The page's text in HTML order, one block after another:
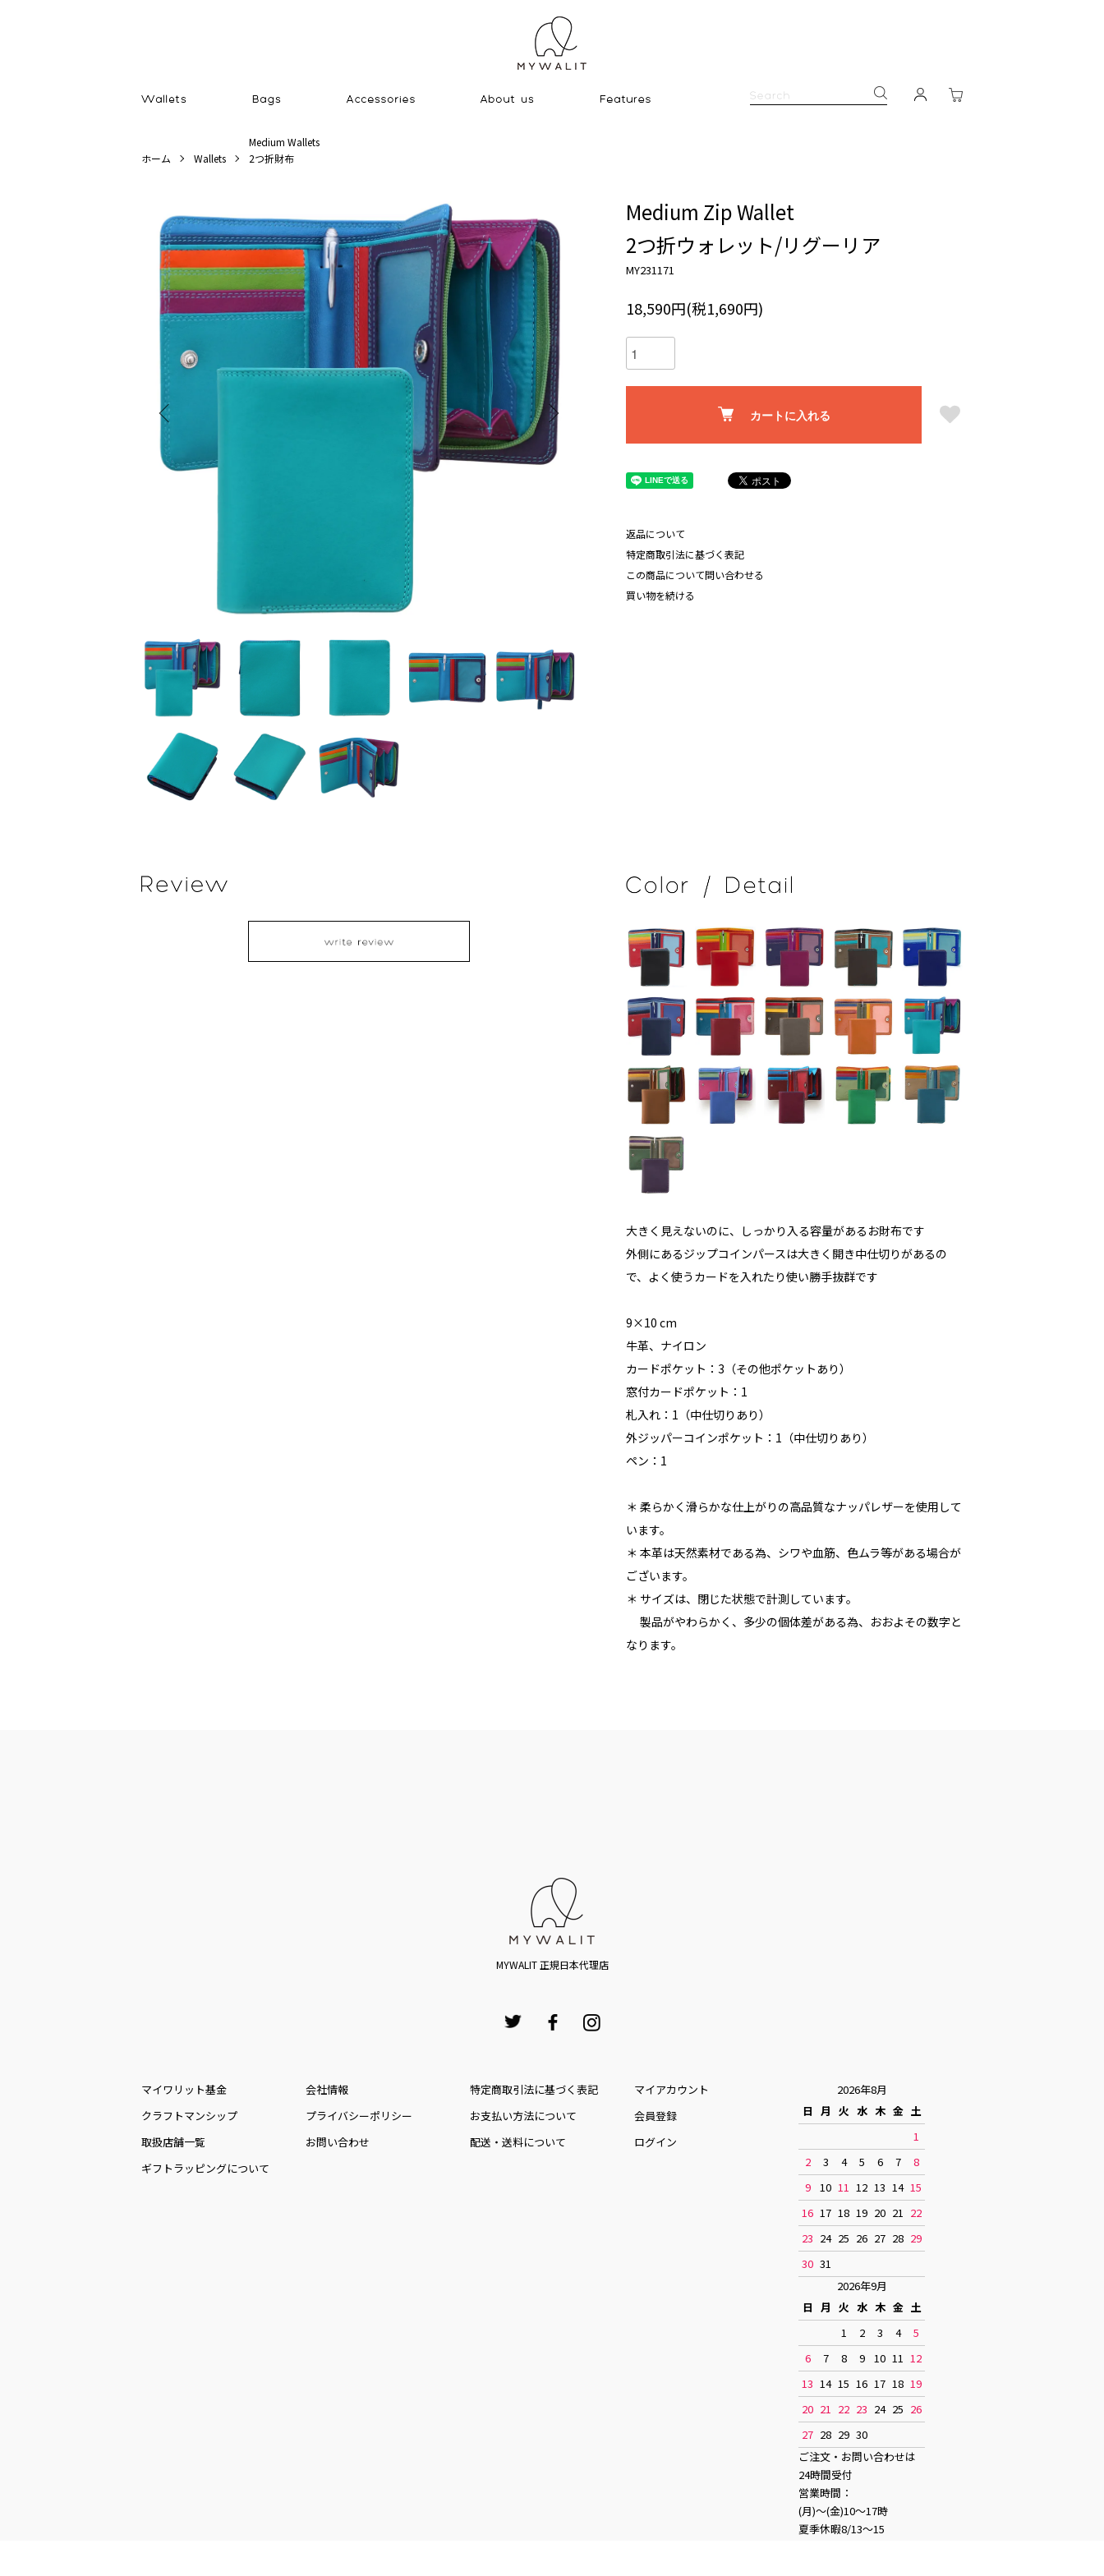
ホーム Wallets
Medium Wallets
2つ折財布
Medium Zip Wallet
2つ折ウォレット/リグーリア
MY231171
18,590円(税1,690円)
カートに入れる
返品について
特定商取引法に基づく表記
この商品について問い合わせる
買い物を続ける
大きく見えないのに、しっかり入る容量があるお財布です
外側にあるジップコインパースは大きく開き中仕切りがあるの
で、よく使うカードを入れたり使い勝手抜群です
9×10 cm
牛革、ナイロン
カードポケット：3（その他ポケットあり）
窓付カードポケット：1
札入れ：1（中仕切りあり）
外ジッパーコインポケット：1（中仕切りあり）
ペン：1
＊ 柔らかく滑らかな仕上がりの高品質なナッパレザーを使用して
います。
＊ 本革は天然素材である為、シワや血筋、色ムラ等がある場合が
ございます。
＊ サイズは、閉じた状態で計測しています。
製品がやわらかく、多少の個体差がある為、おおよその数字と
なります。
MYWALIT 正規日本代理店
マイワリット基金
クラフトマンシップ
取扱店舗一覧
ギフトラッピングについて
会社情報
プライバシーポリシー
お問い合わせ
特定商取引法に基づく表記
お⽀払い⽅法について
配送・送料について
マイアカウント
会員登録
ログイン
2026年8月
日 月 火 水 木 金 土
1
2
3 4 5 6 7
8
9
10 11 12 13 14 15
16 17 18 19 20 21 22
23 24 25 26 27 28 29
30 31
2026年9月
日 月 火 水 木 金 土
1
2 3 4
5
6
7 8 9 10 11 12
13 14 15 16 17 18 19
20 21 22 23 24 25 26
27 28 29 30
ご注文・お問い合わせは
24時間受付
営業時間：
(月)〜(金)10〜17時
夏季休暇8/13〜15